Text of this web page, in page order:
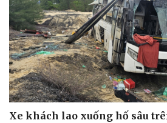
Doanh nghiệp
Thông tin doanh nghiệp
Doanh nghiệp 24h
Doanh nhân
Vì cộng đồng
Tin
Trải
Xe khách lao xuống hố sâu